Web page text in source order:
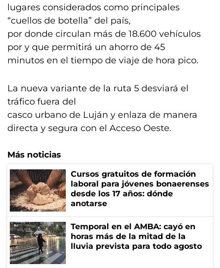
lugares considerados como principales
“cuellos de botella” del país,
por donde circulan más de 18.600 vehículos
por y que permitirá un ahorro de 45
minutos en el tiempo de viaje de hora pico.
La nueva variante de la ruta 5 desviará el
tráfico fuera del
casco urbano de Luján y enlaza de manera
directa y segura con el Acceso Oeste.
Más noticias
Cursos gratuitos de formación
laboral para jóvenes bonaerenses
desde los 17 años: dónde
anotarse
Temporal en el AMBA: cayó en
horas más de la mitad de la
lluvia prevista para todo agosto